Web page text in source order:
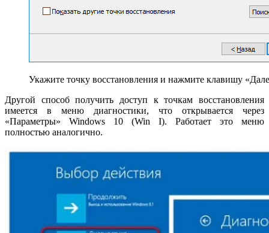
Укажите точку восстановления и нажмите клавишу
Другой способ получить доступ к точкам восстановления
имеется в меню диагностики, что открывается через
«Параметры» Windows 10 (Win I). Работает это меню
полностью аналогично.